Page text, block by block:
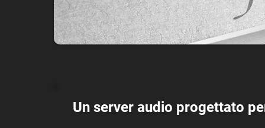
Un server audio progettato